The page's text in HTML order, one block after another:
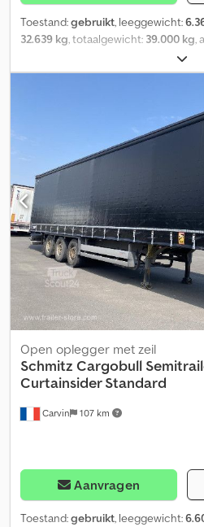
Toestand:gebruikt, leeggewicht:
32.639 kg , totaalgewicht: 39.000 kg
,
laadruimtebreedte:2.480 mm,
Leeggewicht: 6361 kg, Toelaatbaar
EN 12642 (XL-code) certificering,
x 2.480 mm x 2.700 mm, Bandenmaat:
Laadruimtevolume: 91 m³, As 1: , As 2:
Onderrijbeveiliging, Elektronisch
Reservewielhouder (2x),
geschroefd, Schuifdak, 1x 15-polige
Spatbord, Hefdak (handmatig).
Carvin 107 km
Open oplegger met zeil
Schmitz Cargobull
Curtainsider Standard
Aanvragen
Toestand:gebruikt, leeggewicht: